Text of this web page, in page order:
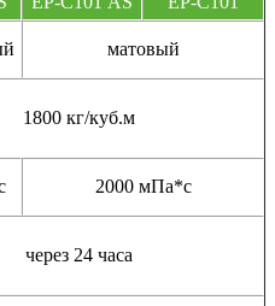
матовый
1800 кг/куб.м
2000 мПа*с
через 24 часа